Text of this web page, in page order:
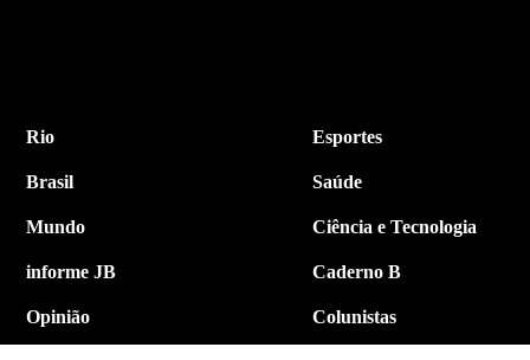
Rio
Brasil
Mundo
informe JB
Opinião
Esportes
Saúde
Ciência e Tecnologia
Caderno B
Colunistas